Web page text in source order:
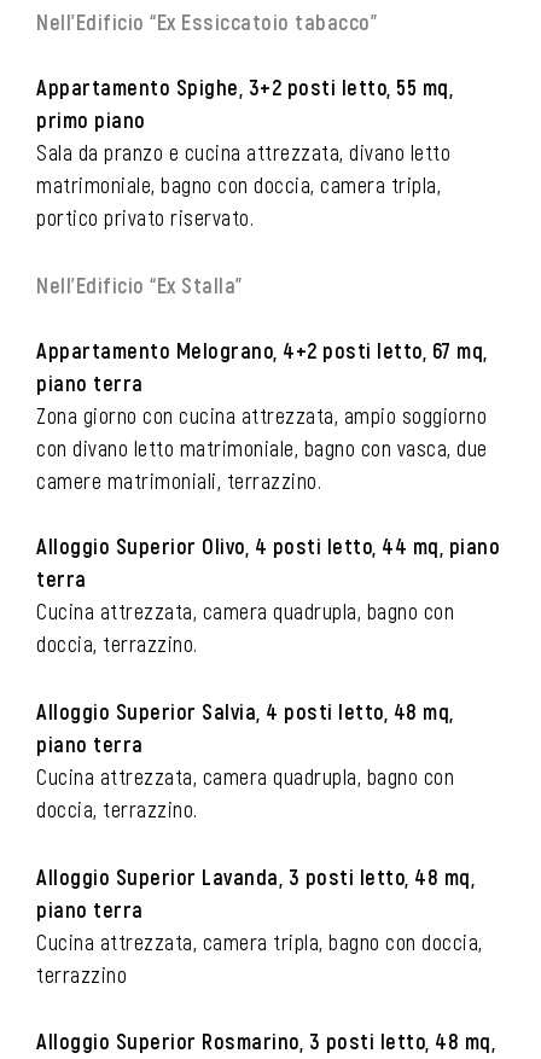
Nell’Edificio “Ex Essiccatoio tabacco”
Appartamento Spighe, 3+2 posti letto, 55 mq,
primo piano
Sala da pranzo e cucina attrezzata, divano letto
matrimoniale, bagno con doccia, camera tripla,
portico privato riservato.
Nell’Edificio “Ex Stalla”
Appartamento Melograno, 4+2 posti letto, 67 mq,
piano terra
Zona giorno con cucina attrezzata, ampio soggiorno
con divano letto matrimoniale, bagno con vasca, due
camere matrimoniali, terrazzino.
Alloggio Superior Olivo, 4 posti letto, 44 mq, piano
terra
Cucina attrezzata, camera quadrupla, bagno con
doccia, terrazzino.
Alloggio Superior Salvia, 4 posti letto, 48 mq,
piano terra
Cucina attrezzata, camera quadrupla, bagno con
doccia, terrazzino.
Alloggio Superior Lavanda, 3 posti letto, 48 mq,
piano terra
Cucina attrezzata, camera tripla, bagno con doccia,
terrazzino
Alloggio Superior Rosmarino, 3 posti letto, 48 mq,